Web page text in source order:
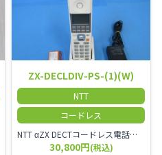
ZX-DECLDIV-PS-(1)(W)
NTT
コードレス
NTT αZX DECTコードレス電話機(ダイバーシティ方式)
30,800円(税込)